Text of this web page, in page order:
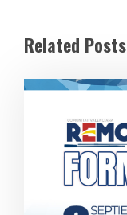
Related Posts